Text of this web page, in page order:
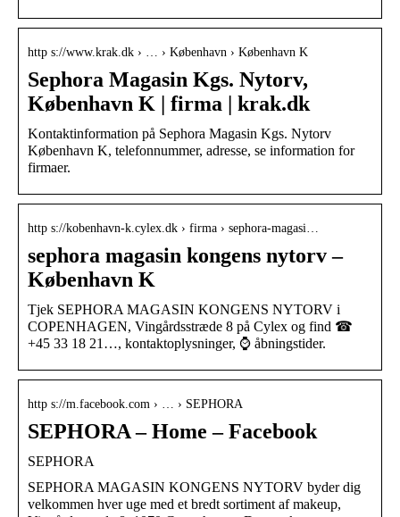
http s://www.krak.dk › … › København › København K
Sephora Magasin Kgs. Nytorv,
København K | firma | krak.dk
Kontaktinformation på Sephora Magasin Kgs. Nytorv
København K, telefonnummer, adresse, se information for
firmaer.
http s://kobenhavn-k.cylex.dk › firma › sephora-magasi…
sephora magasin kongens nytorv –
København K
Tjek SEPHORA MAGASIN KONGENS NYTORV i
COPENHAGEN, Vingårdsstræde 8 på Cylex og find ☎
+45 33 18 21…, kontaktoplysninger, ⌚ åbningstider.
http s://m.facebook.com › … › SEPHORA
SEPHORA – Home – Facebook
SEPHORA
SEPHORA MAGASIN KONGENS NYTORV byder dig
velkommen hver uge med et bredt sortiment af makeup,